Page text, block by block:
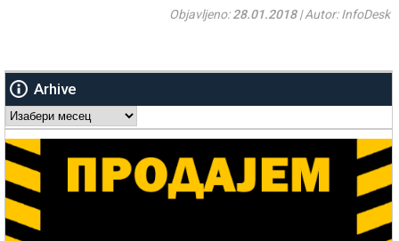
Objavljeno:28.01.2018| Autor: InfoDesk
Arhive
Arhive